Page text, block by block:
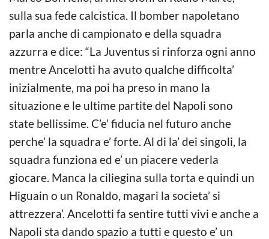
sulla sua fede calcistica. Il bomber napoletano
parla anche di campionato e della squadra
azzurra e dice: “La Juventus si rinforza ogni anno
mentre Ancelotti ha avuto qualche difficolta’
inizialmente, ma poi ha preso in mano la
situazione e le ultime partite del Napoli sono
state bellissime. C’e’ fiducia nel futuro anche
perche’ la squadra e’ forte. Al di la’ dei singoli, la
squadra funziona ed e’ un piacere vederla
giocare. Manca la ciliegina sulla torta e quindi un
Higuain o un Ronaldo, magari la societa’ si
attrezzera’. Ancelotti fa sentire tutti vivi e anche a
Napoli sta dando spazio a tutti e questo e’ un